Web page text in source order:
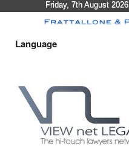
Friday, 7th August 2026
Language